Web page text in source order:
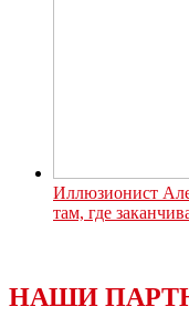
Иллюзионист
там, где
НАШИ